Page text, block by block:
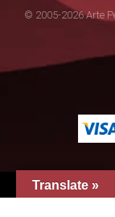
© 2005-2026 Arte
GRUPO ARTE
Translate »